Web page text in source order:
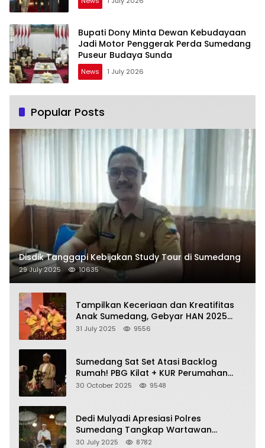
Bupati Dony Minta Dewan Kebudayaan
Jadi Motor Penggerak Perda Sumedang
Puseur Budaya Sunda
News 1 July 2026
Popular Posts
Disdik Tanggapi Kebijakan Study Tour di Sumedang
29 July 2025 10635
Tampilkan Keceriaan dan Kreatifitas
Anak Sumedang, Gebyar HAN 2025
Dihadiri Bupati dan Wabup
31 July 2025 9556
Sumedang Sat Set Atasi Backlog
Rumah! PBG Kilat + KUR Perumahan
Jadi Kunci!
30 October 2025 9548
Dedi Mulyadi Apresiasi Polres
Sumedang Tangkap Wartawan
Gadungan Pemeras Kades
30 July 2025 8782